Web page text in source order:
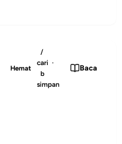
Hemat
/
cari ·
b
simpan
Baca